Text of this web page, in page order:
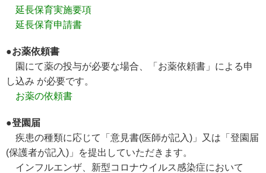
延長保育実施要項
延長保育申請書
●お薬依頼書
園にて薬の投与が必要な場合、「お薬依頼書」による申
し込み が必要です。
お薬の依頼書
●登園届
疾患の種類に応じて「意見書(医師が記入)」又は「登園届
(保護者が記入)」を提出していただきます。
インフルエンザ、新型コロナウイルス感染症において